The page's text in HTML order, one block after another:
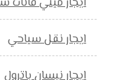
ايجار نقل سياحي
ايجار نيسان باترول